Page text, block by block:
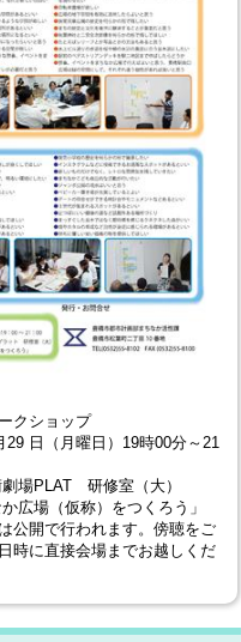
クショップ
29 日（月曜日）19時00分～21
場PLAT 研修室（大）
広場（仮称）をつくろう」
公開で行われます。傍聴をご
時に直接会場までお越しくだ